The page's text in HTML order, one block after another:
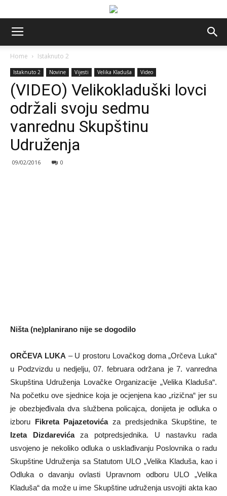
Home Istaknuto 2
Istaknuto 2 Novine Vijesti Velika Kladuša Video
(VIDEO) Velikokladuški lovci
održali svoju sedmu
vanrednu Skupštinu
Udruženja
09/02/2016 0
Ništa (ne)planirano nije se dogodilo
ORČEVA LUKA – U prostoru Lovačkog doma „Orčeva Luka“
u Podzvizdu u nedjelju, 07. februara održana je 7. vanredna
Skupština Udruženja Lovačke Organizacije „Velika Kladuša“.
Na početku ove sjednice koja je ocjenjena kao „rizična“ jer su
je obezbjeđivala dva službena policajca, donijeta je odluka o
izboru Fikreta Pajazetovićaza predsjednika Skupštine, te
Izeta Dizdarevićaza potpredsjednika. U nastavku rada
usvojeno je nekoliko odluka o usklađivanju Poslovnika o radu
Skupštine Udruženja sa Statutom ULO „Velika Kladuša, kao i
Odluka o davanju ovlasti Upravnom odboru ULO „Velika
Kladuša“ da može u ime Skupštine udruženja usvojiti akta kao